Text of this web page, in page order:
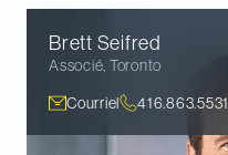
Brett Seifred
Associé Toronto
Courriel 416.863.5531